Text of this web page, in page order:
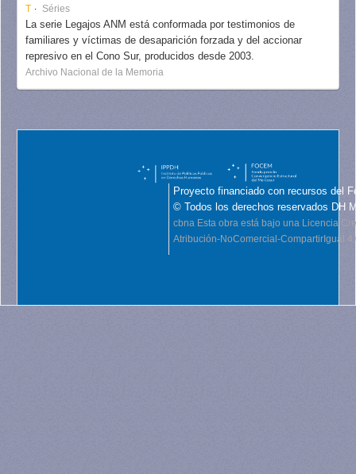
T Séries
La serie Legajos ANM está conformada por testimonios de
familiares y víctimas de desaparición forzada y del accionar
represivo en el Cono Sur, producidos desde 2003.
Archivo Nacional de la Memoria
Proyecto financiado con recursos del
© Todos los derechos reservados DH
cbna Esta obra está bajo una Licencia
Atribución-NoComercial-CompartirIgual